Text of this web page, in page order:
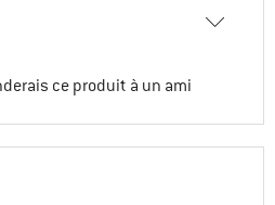
ce produit à un ami